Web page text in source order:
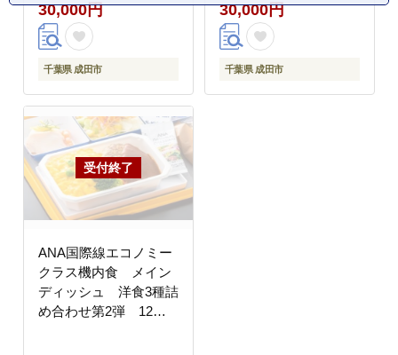
30,000円
千葉県 成田市
30,000円
千葉県 成田市
ANA国際線エコノミー
クラス機内食 メイン
ディッシュ 洋食3種詰
め合わせ第2弾 12個